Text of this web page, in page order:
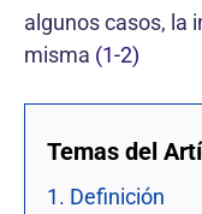
algunos casos, la
misma (1-2)
Temas del
1. Definición